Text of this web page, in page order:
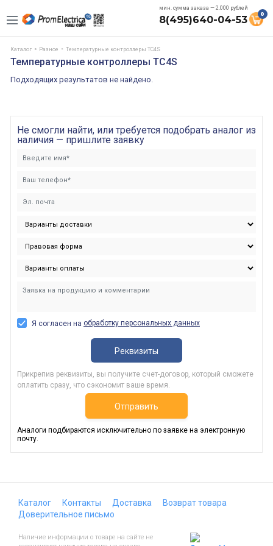
мин. сумма заказа — 2.000 рублей
8(495)640-04-53 0
Каталог Разное Температурные контроллеры TC4S
Температурные контроллеры TC4S
Подходящих результатов не найдено.
Не смогли найти, или требуется подобрать аналог из
наличия — пришлите заявку
Я согласен на обработку персональных данных
Реквизиты
Прикрепив реквизиты, вы получите счет-договор, который сможете
оплатить сразу, что сэкономит ваше время.
Отправить
Аналоги подбираются исключительно по заявке на электронную
почту.
Каталог Контакты Доставка
Возврат товара
Доверительное письмо
Наличие информации о товаре на сайте не